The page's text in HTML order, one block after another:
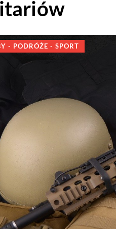
- PODRÓŻE - SPORT